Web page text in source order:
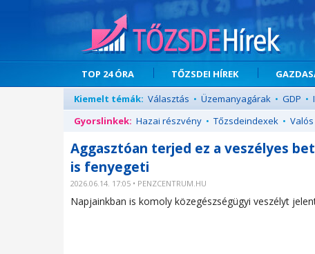
TOP 24 ÓRA TŐZSDEI HÍREK
Kiemelt témák: Választás • Üzemanyagárak • GDP •
Gyorslinkek: Hazai részvény • Tőzsdeindexek •
Aggasztóan terjed ez a veszélyes
is fenyegeti
2026.06.14. 17:05 • PENZCENTRUM.HU
Napjainkban is komoly közegészségügyi veszélyt